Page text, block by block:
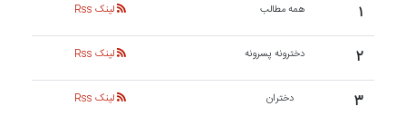
۱ همه مطالب لینک Rss
۲ دخترونه پسرونه لینک Rss
۳ دختران لینک Rss